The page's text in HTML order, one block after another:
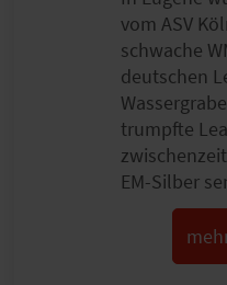
vom ASV
schwache
deutschen
trumpfte
EM-Silber